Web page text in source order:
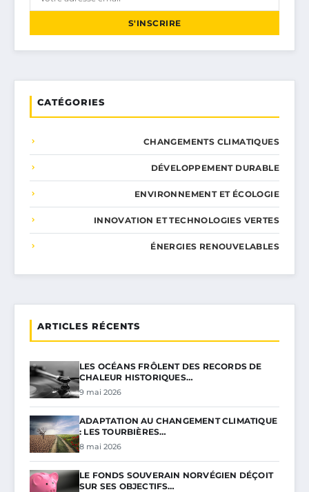
S'INSCRIRE
CATÉGORIES
CHANGEMENTS CLIMATIQUES
DÉVELOPPEMENT DURABLE
ENVIRONNEMENT ET ÉCOLOGIE
INNOVATION ET TECHNOLOGIES VERTES
ÉNERGIES RENOUVELABLES
ARTICLES RÉCENTS
LES OCÉANS FRÔLENT DES RECORDS DE
CHALEUR HISTORIQUES…
9 mai 2026
ADAPTATION AU CHANGEMENT CLIMATIQUE
: LES TOURBIÈRES…
8 mai 2026
LE FONDS SOUVERAIN NORVÉGIEN DÉÇOIT
SUR SES OBJECTIFS…